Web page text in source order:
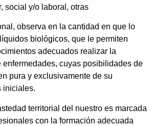
social y/o laboral, otras
observa en la cantidad en que lo
biológicos, que le permiten
adecuados realizar la
enfermedades, cuyas posibilidades de
pura y exclusivamente de su
iniciales.
territorial del nuestro es marcada
con la formación adecuada